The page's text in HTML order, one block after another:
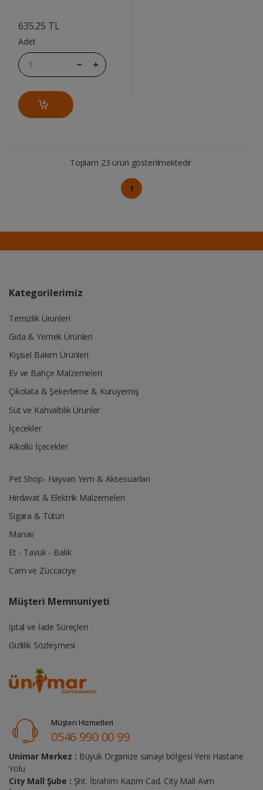
635.25 TL
Adet
Toplam 23 ürün gösterilmektedir.
1
Kategorilerimiz
Temizlik Ürünleri
Gıda & Yemek Ürünleri
Kişisel Bakım Ürünleri
Ev ve Bahçe Malzemeleri
Çikolata & Şekerleme & Kuruyemiş
Süt ve Kahvaltılık Ürünler
İçecekler
Alkollü İçecekler
Pet Shop- Hayvan Yem & Aksesuarları
Hırdavat & Elektrik Malzemeleri
Sigara & Tütün
Manav
Et - Tavuk - Balık
Cam ve Züccaciye
Müşteri Memnuniyeti
İptal ve İade Süreçleri
Gizlilik Sözleşmesi
Müşteri Hizmetleri
0546 990 00 99
Unimar Merkez : Büyük Organize sanayi bölgesi Yeni Hastane
Yolu
City Mall Şube : Şht. İbrahim Kazım Cad. City Mall Avm